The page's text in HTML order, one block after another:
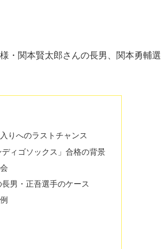
・関本賢太郎さんの長男、関本勇輔選
りへのラストチャンス
ィゴソックス」合格の背景
男・正吾選手のケース